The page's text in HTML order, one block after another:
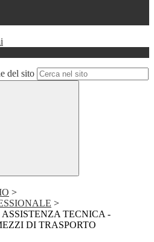
del sito
>
>
TECNICA -
DI TRASPORTO